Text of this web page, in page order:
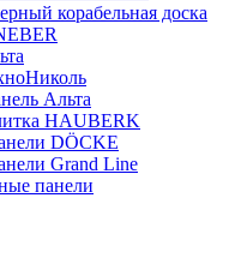
корабельная доска
Альта
HAUBERK
DÖCKE
Grand Line
панели